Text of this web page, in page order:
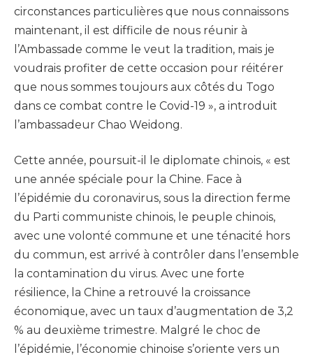
circonstances particulières que nous connaissons
maintenant, il est difficile de nous réunir à
l’Ambassade comme le veut la tradition, mais je
voudrais profiter de cette occasion pour réitérer
que nous sommes toujours aux côtés du Togo
dans ce combat contre le Covid-19 », a introduit
l’ambassadeur Chao Weidong.
Cette année, poursuit-il le diplomate chinois, « est
une année spéciale pour la Chine. Face à
l’épidémie du coronavirus, sous la direction ferme
du Parti communiste chinois, le peuple chinois,
avec une volonté commune et une ténacité hors
du commun, est arrivé à contrôler dans l’ensemble
la contamination du virus. Avec une forte
résilience, la Chine a retrouvé la croissance
économique, avec un taux d’augmentation de 3,2
% au deuxième trimestre. Malgré le choc de
l’épidémie, l’économie chinoise s’oriente vers un